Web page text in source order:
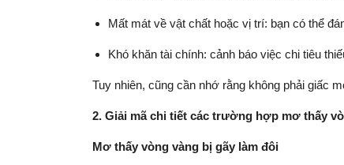
Mất mát về vật chất hoặc vị trí: bạn có thể
Khó khăn tài chính: cảnh báo việc chi tiêu
Tuy nhiên, cũng cần nhớ rằng không phải giấc
2. Giải mã chi tiết các trường hợp mơ thấy
Mơ thấy vòng vàng bị gãy làm đôi